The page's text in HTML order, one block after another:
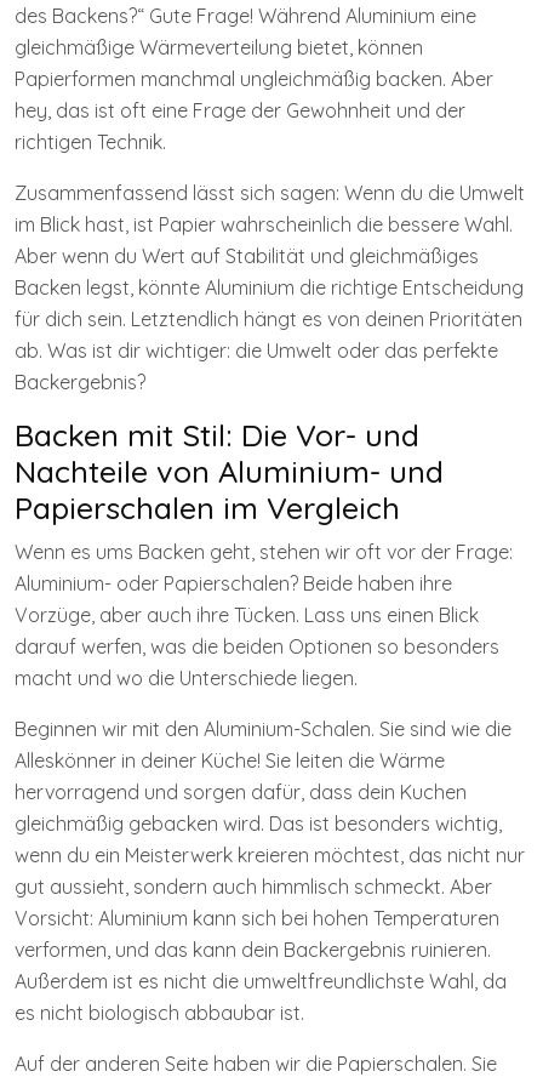
des Backens?“ Gute Frage! Während Aluminium eine
gleichmäßige Wärmeverteilung bietet, können
Papierformen manchmal ungleichmäßig backen. Aber
hey, das ist oft eine Frage der Gewohnheit und der
richtigen Technik.
Zusammenfassend lässt sich sagen: Wenn du die Umwelt
im Blick hast, ist Papier wahrscheinlich die bessere Wahl.
Aber wenn du Wert auf Stabilität und gleichmäßiges
Backen legst, könnte Aluminium die richtige Entscheidung
für dich sein. Letztendlich hängt es von deinen Prioritäten
ab. Was ist dir wichtiger: die Umwelt oder das perfekte
Backergebnis?
Backen mit Stil: Die Vor- und
Nachteile von Aluminium- und
Papierschalen im Vergleich
Wenn es ums Backen geht, stehen wir oft vor der Frage:
Aluminium- oder Papierschalen? Beide haben ihre
Vorzüge, aber auch ihre Tücken. Lass uns einen Blick
darauf werfen, was die beiden Optionen so besonders
macht und wo die Unterschiede liegen.
Beginnen wir mit den Aluminium-Schalen. Sie sind wie die
Alleskönner in deiner Küche! Sie leiten die Wärme
hervorragend und sorgen dafür, dass dein Kuchen
gleichmäßig gebacken wird. Das ist besonders wichtig,
wenn du ein Meisterwerk kreieren möchtest, das nicht nur
gut aussieht, sondern auch himmlisch schmeckt. Aber
Vorsicht: Aluminium kann sich bei hohen Temperaturen
verformen, und das kann dein Backergebnis ruinieren.
Außerdem ist es nicht die umweltfreundlichste Wahl, da
es nicht biologisch abbaubar ist.
Auf der anderen Seite haben wir die Papierschalen. Sie